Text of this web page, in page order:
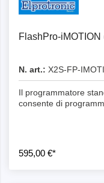
FlashPro-iMOTION
N. art.: X2S-FP-
Il programmatore
consente di
595,00 €*